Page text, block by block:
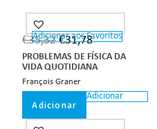
Adicionar aos Favoritos
€35,32 €31,78
PROBLEMAS DE FÍSICA DA
VIDA QUOTIDIANA
François Graner
Adicionar
Adicionar